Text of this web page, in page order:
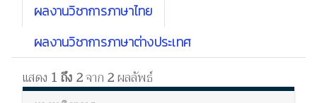
ผลงานวิชาการภาษาไทย
ผลงานวิชาการภาษาต่างประเทศ
แสดง 1 ถึง 2จาก 2ผลลัพธ์